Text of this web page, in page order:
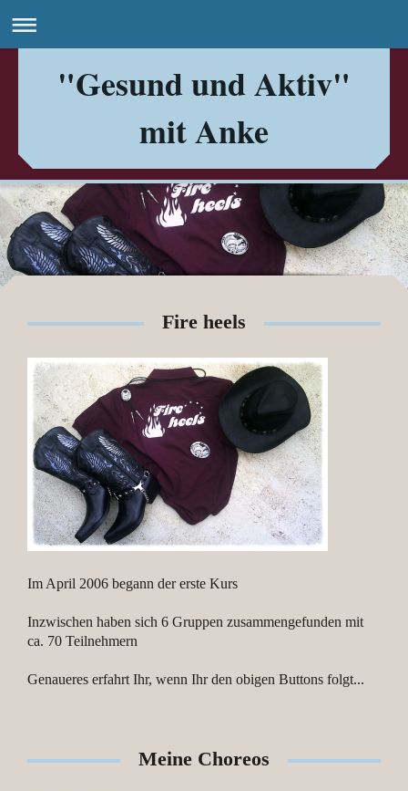
"Gesund und Aktiv"
mit Anke
Fire heels
Im April 2006 begann der erste Kurs
Inzwischen haben sich 6 Gruppen zusammengefunden mit
ca. 70 Teilnehmern
Genaueres erfahrt Ihr, wenn Ihr den obigen Buttons folgt...
Meine Choreos